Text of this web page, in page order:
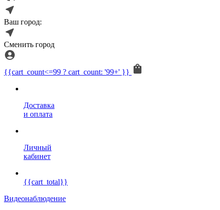
Ваш город:
Сменить город
{{cart_count<=99 ? cart_count: '99+' }}
Доставка
и оплата
Личный
кабинет
{{cart_total}}
Видеонаблюдение